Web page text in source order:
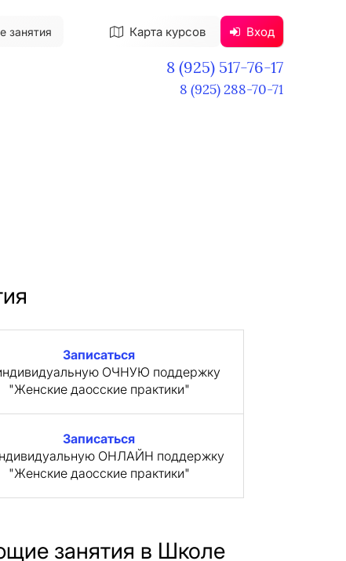
Карта курсов Вход
занятия
8 (925) 517-76-17
8 (925) 288-70-71
Записаться
ОЧНУЮ поддержку
"Женские даосские практики"
Записаться
ОНЛАЙН поддержку
"Женские даосские практики"
занятия в Школе